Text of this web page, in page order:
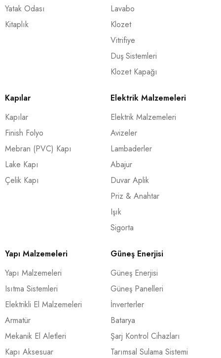
Yatak Odası
Kitaplık
Lavabo
Klozet
Vitrifiye
Duş Sistemleri
Klozet Kapağı
Kapılar
Kapılar
Finish Folyo
Mebran (PVC) Kapı
Lake Kapı
Çelik Kapı
Elektrik Malzemeleri
Elektrik Malzemeleri
Avizeler
Lambaderler
Abajur
Duvar Aplik
Priz & Anahtar
Işık
Sigorta
Yapı Malzemeleri
Yapı Malzemeleri
Isıtma Sistemleri
Elektrikli El Malzemeleri
Armatür
Mekanik El Aletleri
Kapı Aksesuar
Güneş Enerjisi
Güneş Enerjisi
Güneş Panelleri
İnverterler
Batarya
Şarj Kontrol Cihazları
Tarımsal Sulama Sistemi